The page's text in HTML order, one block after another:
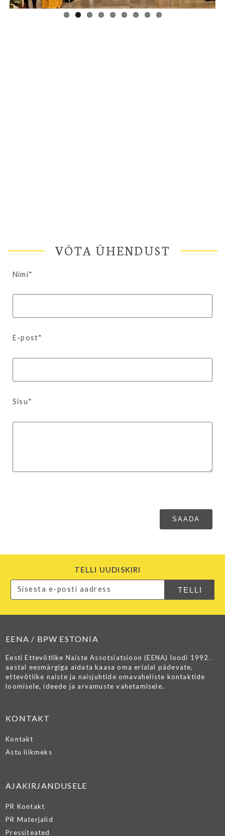
VÕTA ÜHENDUST
Nimi*
E-post*
Sisu*
TELLI UUDISKIRI
EENA / BPW ESTONIA
Eesti Ettevõtlike Naiste Assotsiatsioon (EENA) loodi 1992.
aastal eesmärgiga aidata kaasa oma erialal pädevate,
ettevõtlike naiste ja naisjuhtide omavaheliste kontaktide
loomisele, ideede ja arvamuste vahetamisele.
KONTAKT
Kontakt
Astu liikmeks
AJAKIRJANDUSELE
PR Kontakt
PR Materjalid
Pressiteated